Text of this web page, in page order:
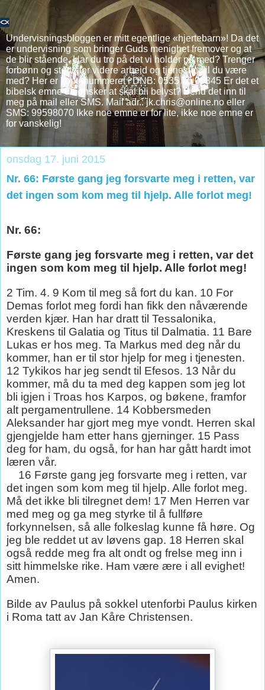
Undervisningsbloggen er mitt egentlige «hjertebarn»! Da det
er undervisning som bringer Guds menighet fremover og at
de blir stående. Har du tro på det vi holder på med? Trenger
forbønn og støtte for videre arbeid og tjeneste, vil du være
med? Her er kontonummeret i DNB: 0535 06 05845 Er det et
bibelsk emne du ønsker at skal bli belyst? Send det inn til
meg på mail eller SMS. Mail adr.: jk.chris@online.no eller
SMS: 99598070 Ikke noe emne er for lite, ikke noe emne er
for vanskelig!
onsdag 17. juni 2015
Nr. 66: Første gang jeg forsvarte meg i retten, var
det ingen som kom meg til hjelp. Alle forlot meg!
Nr. 66:
Første gang jeg forsvarte meg i retten, var det
ingen som kom meg til hjelp. Alle forlot meg!
2 Tim. 4. 9 Kom til meg så fort du kan. 10 For
Demas forlot meg fordi han fikk den nåværende
verden kjær. Han har dratt til Tessalonika,
Kreskens til Galatia og Titus til Dalmatia. 11 Bare
Lukas er hos meg. Ta Markus med deg når du
kommer, han er til stor hjelp for meg i tjenesten.
12 Tykikos har jeg sendt til Efesos. 13 Når du
kommer, må du ta med deg kappen som jeg lot
bli igjen i Troas hos Karpos, og bøkene, framfor
alt pergamentrullene. 14 Kobbersmeden
Aleksander har gjort meg mye vondt. Herren skal
gjengjelde ham etter hans gjerninger. 15 Pass
deg for ham, du også, for han har gått hardt imot
læren vår.
16 Første gang jeg forsvarte meg i retten, var
det ingen som kom meg til hjelp. Alle forlot meg.
Må det ikke bli tilregnet dem! 17 Men Herren var
med meg og ga meg styrke til å fullføre
forkynnelsen, så alle folkeslag kunne få høre. Og
jeg ble reddet ut av løvens gap. 18 Herren skal
også redde meg fra alt ondt og frelse meg inn i
sitt himmelske rike. Ham være ære i all evighet!
Amen.
Bilde av Paulus på sokkel utenforbi Paulus kirken
i Roma tatt av Jan Kåre Christensen.